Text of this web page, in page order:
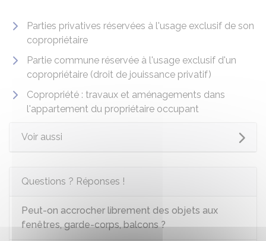
Parties privatives réservées à l'usage exclusif de son
copropriétaire
Partie commune réservée à l'usage exclusif d'un
copropriétaire (droit de jouissance privatif)
Copropriété : travaux et aménagements dans
l'appartement du propriétaire occupant
Voir aussi
Questions ? Réponses !
Peut-on accrocher librement des objets aux
fenêtres, garde-corps, balcons ?